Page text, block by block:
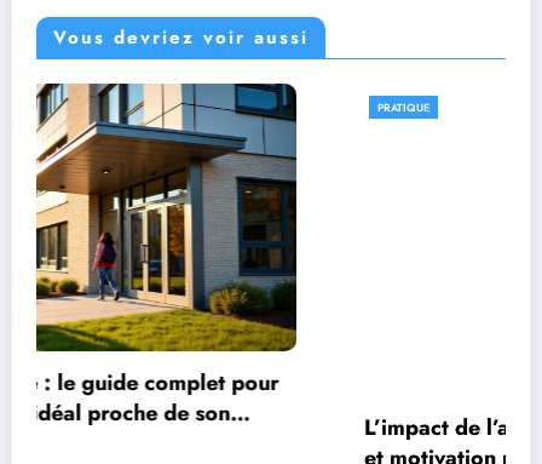
Vous devriez voir aussi
PRATIQUE
L’impact de l’actualité sportive sur